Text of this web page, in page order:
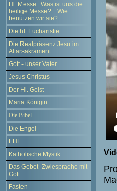
Hl. Messe. Was ist uns die
heilige Messe? Wie
benützen wir sie?
Die hl. Eucharistie
Die Realpräsenz Jesu im
Altarsakrament
Gott - unser Vater
Jesus Christus
Der Hl. Geist
Maria Königin
Die Bibel
Die Engel
EHE
Katholische Mystik
Das Gebet -Zwiesprache mit
Gott
Fasten